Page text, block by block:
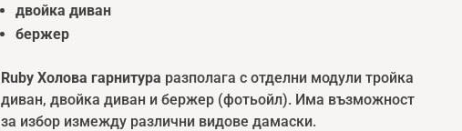
двойка диван
бержер
Ruby Холова гарнитура разполага с отделни модули тройка
диван, двойка диван и бержер (фотьойл). Има възможност
за избор измежду различни видове дамаски.